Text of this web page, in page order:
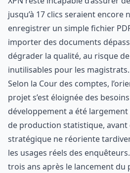
jusqu’à 17 clics seraient encore
enregistrer un simple fichier
importer des documents
dégrader la qualité, au risque
inutilisables pour les magistrats.
Selon la Cour des comptes,
projet s’est éloignée des
développement a été
de production statistique, avant
stratégique ne réoriente
les usages réels des
trois ans après le lancement du